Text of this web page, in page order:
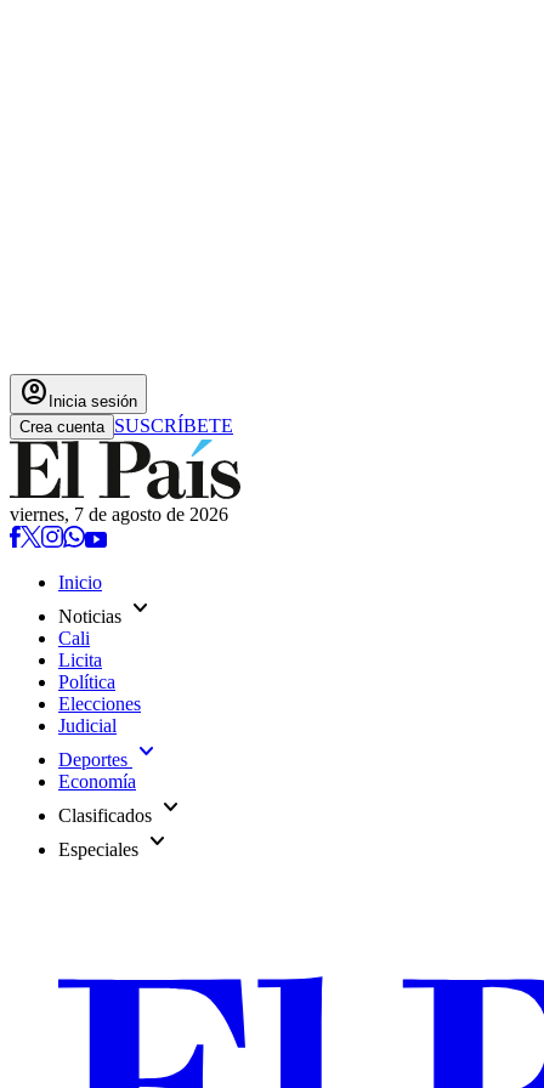
account_circle Inicia sesión
Crea cuenta SUSCRÍBETE
viernes, 7 de agosto de 2026
Inicio
Noticias expand_more
Cali
Licita
Política
Elecciones
Judicial
Deportes expand_more
Economía
Clasificados expand_more
Especiales expand_more